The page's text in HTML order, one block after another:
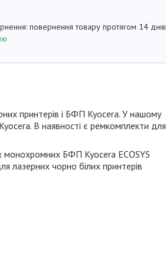
повернення товару протягом 14 днів
принтерів і БФП Kyocera. У нашому
В наявності є ремкомплекти для
монохромних БФП Kyocera ECOSYS
чорно білих принтерів